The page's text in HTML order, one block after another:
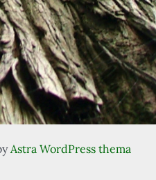
Astra WordPress thema